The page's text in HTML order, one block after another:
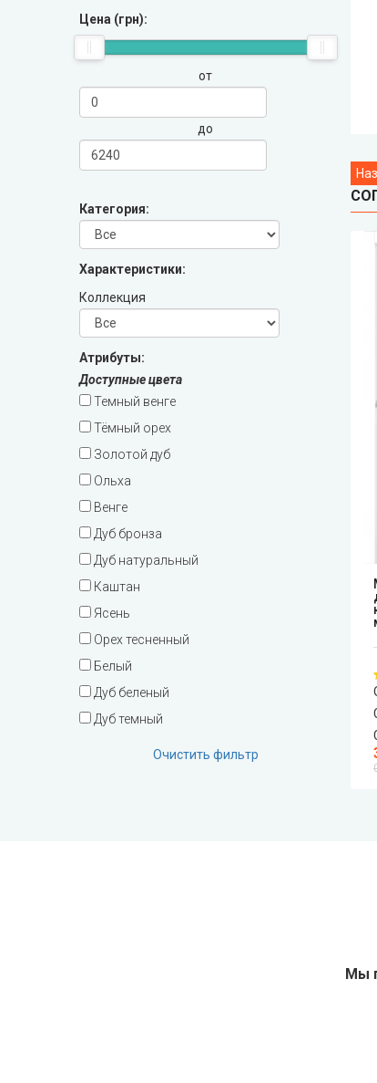
Korfad Express (Корфад Экспресс)
Korfad Excellence (краска)
Terminus (Терминус)
LEADOR (Леадор)
Leador Express (Леадор Экспресс)
Leador Gloss
Darumi (Даруми)
Статус (Status Doors)
Estet Doors (Эстет Дорс)
Стильные Двери
StilDoors (СтилДорс)
DOORIS (Дорис)
BRAMA (Брама)
Цена (грн):
от
до
Категория:
Характеристики:
Коллекция
Атрибуты:
Доступные цвета
Темный венге
Тёмный орех
Золотой дуб
Ольха
Венге
Дуб бронза
Дуб натуральный
Каштан
Ясень
Орех тесненный
Белый
Дуб беленый
Дуб темный
Очистить фильтр
Мы